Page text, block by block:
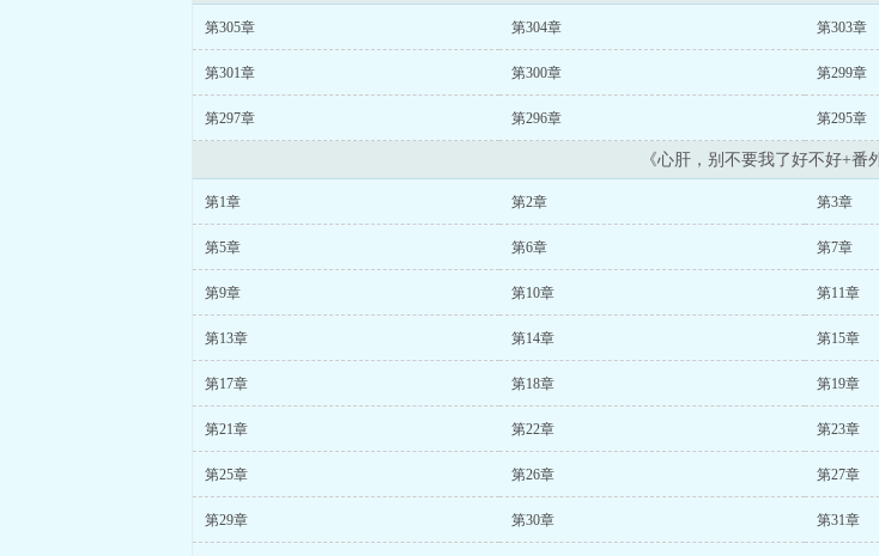
第305章 第304章 第303章
第301章 第300章 第299章
第297章 第296章 第295章
《心肝，别不要我了好不好+番
第1章 第2章 第3章
第5章 第6章 第7章
第9章 第10章 第11章
第13章 第14章 第15章
第17章 第18章 第19章
第21章 第22章 第23章
第25章 第26章 第27章
第29章 第30章 第31章